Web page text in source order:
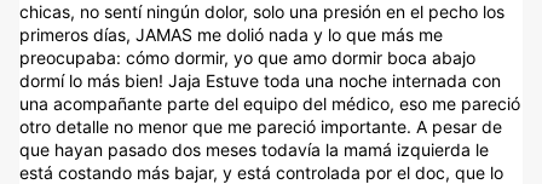
chicas, no sentí ningún dolor, solo una presión en el pecho los
primeros días, JAMAS me dolió nada y lo que más me
preocupaba: cómo dormir, yo que amo dormir boca abajo
dormí lo más bien! Jaja Estuve toda una noche internada con
una acompañante parte del equipo del médico, eso me pareció
otro detalle no menor que me pareció importante. A pesar de
que hayan pasado dos meses todavía la mamá izquierda le
está costando más bajar, y está controlada por el doc, que lo